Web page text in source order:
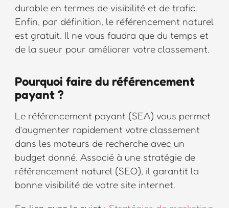
durable en termes de visibilité et de trafic.
Enfin, par définition, le référencement naturel
est gratuit. Il ne vous faudra que du temps et
de la sueur pour améliorer votre classement.
Pourquoi faire du référencement
payant ?
Le référencement payant (SEA) vous permet
d’augmenter rapidement votre classement
dans les moteurs de recherche avec un
budget donné. Associé à une stratégie de
référencement naturel (SEO), il garantit la
bonne visibilité de votre site internet.